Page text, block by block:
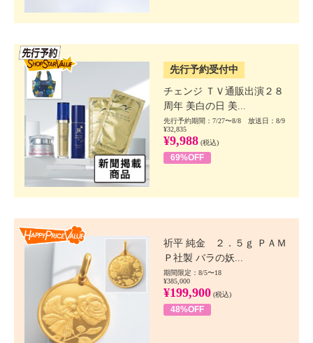
先行予約受付中
チェンジ ＴＶ通販出演２８
周年 美白の日 美...
先行予約期間：7/27〜8/8 放送日：8/9
¥32,835
¥9,988 (税込)
69%OFF
祈平 純金 ２．５ｇ ＰＡＭ
Ｐ社製 バラの妖...
期間限定：8/5〜18
¥385,000
¥199,900 (税込)
48%OFF